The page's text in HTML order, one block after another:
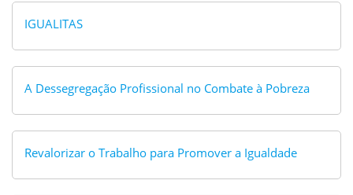
IGUALITAS
A Dessegregação Profissional no Combate à Pobreza
Revalorizar o Trabalho para Promover a Igualdade